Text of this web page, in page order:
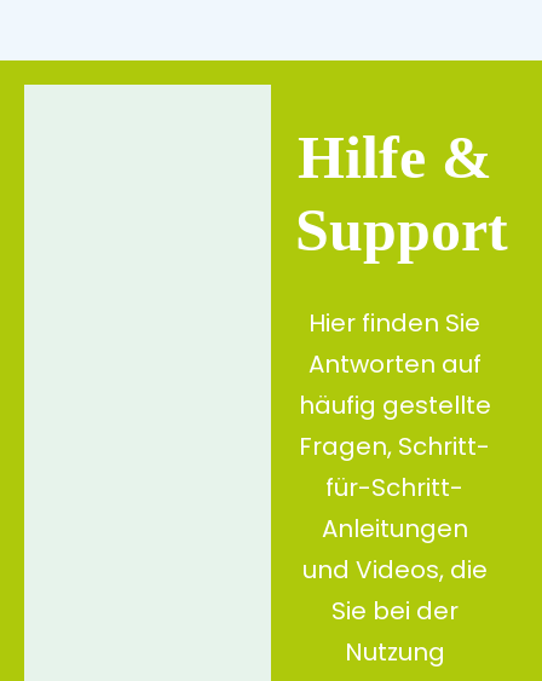
Inhalt
springen
Hilfe &
Support
Hier finden Sie
Antworten auf
häufig gestellte
Fragen, Schritt-
für-Schritt-
Anleitungen
und Videos, die
Sie bei der
Nutzung